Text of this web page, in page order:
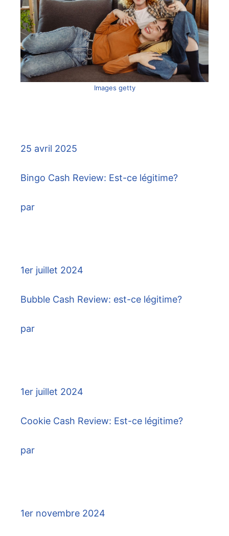
Images getty
25 avril 2025
Bingo Cash Review: Est-ce légitime?
par
1er juillet 2024
Bubble Cash Review: est-ce légitime?
par
1er juillet 2024
Cookie Cash Review: Est-ce légitime?
par
1er novembre 2024